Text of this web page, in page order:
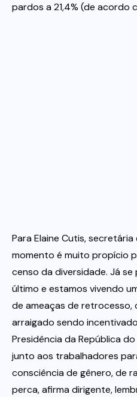
pardos a 21,4% (de acordo
Para Elaine Cutis,
momento é muito propício
censo da diversidade. Já
último e estamos vivendo
de ameaças de
arraigado sendo
Presidência da República
junto aos trabalhadores
consciência de gênero, de
perca, afirma dirigente,